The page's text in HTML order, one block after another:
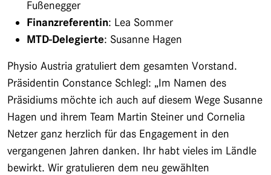
Fußenegger
Finanzreferentin: Lea Sommer
MTD-Delegierte: Susanne Hagen
Physio Austria gratuliert dem gesamten Vorstand.
Präsidentin Constance Schlegl: „Im Namen des
Präsidiums möchte ich auch auf diesem Wege Susanne
Hagen und ihrem Team Martin Steiner und Cornelia
Netzer ganz herzlich für das Engagement in den
vergangenen Jahren danken. Ihr habt vieles im Ländle
bewirkt. Wir gratulieren dem neu gewählten